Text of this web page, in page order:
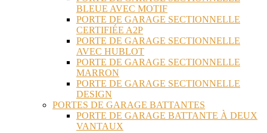
BLEUE AVEC MOTIF
PORTE DE GARAGE SECTIONNELLE
CERTIFIÉE A2P
PORTE DE GARAGE SECTIONNELLE
AVEC HUBLOT
PORTE DE GARAGE SECTIONNELLE
MARRON
PORTE DE GARAGE SECTIONNELLE
DESIGN
PORTES DE GARAGE BATTANTES
PORTE DE GARAGE BATTANTE À DEUX
VANTAUX